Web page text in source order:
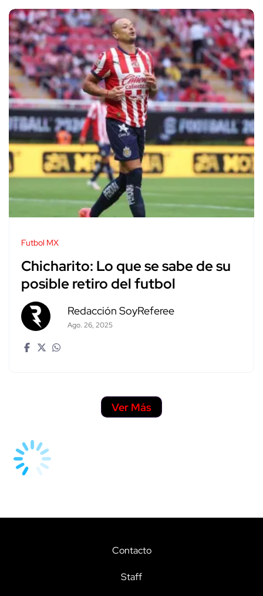
Futbol MX
Chicharito: Lo que se sabe de su
posible retiro del futbol
Redacción SoyReferee
Ago. 26, 2025
Ver Más
Contacto
Staff